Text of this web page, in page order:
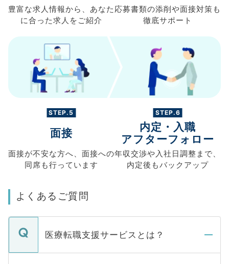
豊富な求人情報から、 あなた
に合った求人を ご紹介
応募書類の添削や面接対策も
徹底サポート
STEP.5
面接
面接が不安な方へ、 面接への
同席も行っています
STEP.6
内定・入職
アフターフォロー
年収交渉や入社日調整まで、
内定後もバックアップ
よくあるご質問
医療転職支援サービスとは？